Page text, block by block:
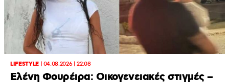
LIFESTYLE| 04.08.2026 | 22:08
Ελένη Φουρέιρα: Οικογενειακές στιγμές –